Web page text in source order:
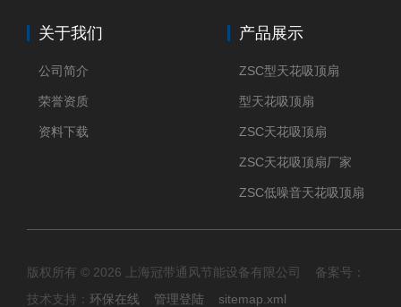
关于我们
公司简介
荣誉资质
资料下载
产品展示
ZSC型天花吸顶扇
型天花吸顶扇
ZSC天花吸顶扇
ZSC天花吸顶扇厂家
ZSC低噪音天花吸顶扇
版权所有 © 2026 上海冠带通风节能设备有限公司 备案号：
技术支持： 环保在线 管理登陆 sitemap.xml